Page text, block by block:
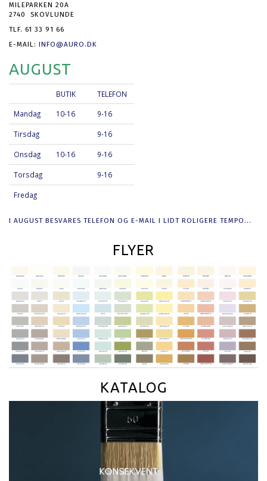
MILEPARKEN 20A
2740 SKOVLUNDE
TLF. 61 33 91 66
E-MAIL: INFO@AURO.DK
AUGUST
BUTIK TELEFON
Mandag 10-16 9-16
Tirsdag 9-16
Onsdag 10-16 9-16
Torsdag 9-16
Fredag
I AUGUST BESVARES TELEFON OG E-MAIL I LIDT ROLIGERE TEMPO...
FLYER
KATALOG